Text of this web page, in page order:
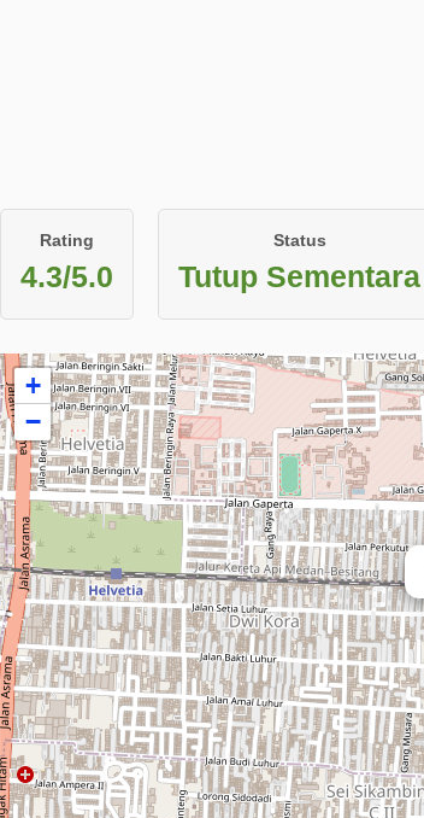
Rating
4.3/5.0
Status
Tutup Sementara
+
−